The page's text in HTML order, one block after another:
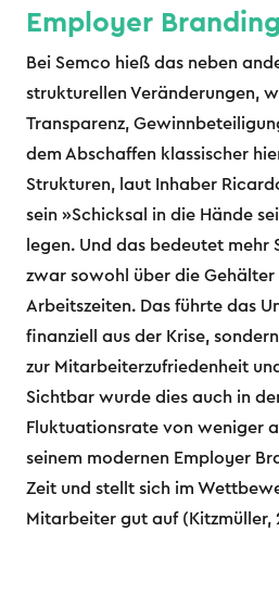
Employer Branding
Bei Semco hieß das neben
strukturellen Veränderungen,
Transparenz,
dem Abschaffen klassischer
Strukturen, laut Inhaber
sein »Schicksal in die Hände
legen. Und das bedeutet mehr
zwar sowohl über die Gehälter
Arbeitszeiten. Das führte das
finanziell aus der Krise,
zur Mitarbeiterzufriedenheit
Sichtbar wurde dies auch in
Fluktuationsrate von weniger
seinem modernen Employer
Zeit und stellt sich im
Mitarbeiter gut auf (Kitzmüller,